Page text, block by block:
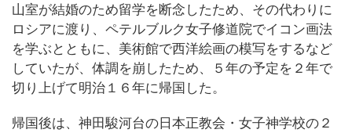
山室が結婚のため留学を断念したため、その代わりに
ロシアに渡り、ペテルブルク女子修道院でイコン画法
を学ぶとともに、美術館で西洋絵画の模写をするなど
していたが、体調を崩したため、５年の予定を２年で
切り上げて明治１６年に帰国した。
帰国後は、神田駿河台の日本正教会・女子神学校の２